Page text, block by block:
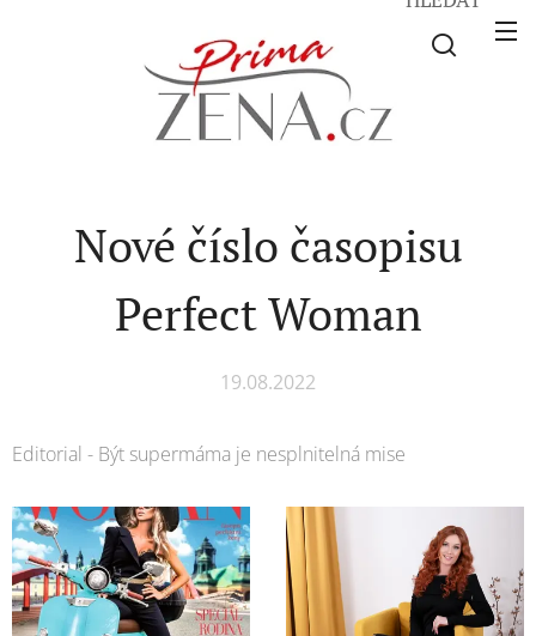
Nové číslo časopisu
Perfect Woman
19.08.2022
Editorial - Být supermáma je nesplnitelná mise